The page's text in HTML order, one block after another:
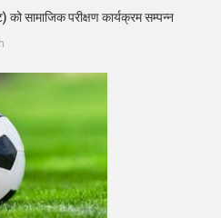
को सामाजिक परीक्षण कार्यक्रम सम्पन्न